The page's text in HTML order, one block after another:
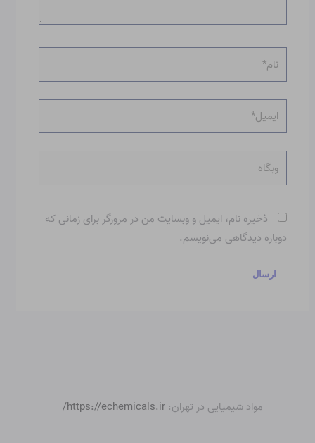
ایمیل*
وبگاه
ذخیره نام، ایمیل و وبسایت من در مرورگر برای زمانی که
دوباره دیدگاهی می‌نویسم.
مواد شیمیایی در تهران: https://echemicals.ir/